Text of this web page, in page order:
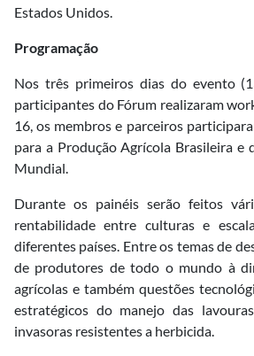
Estados Unidos.
Programação
Nos três primeiros dias do evento
participantes do Fórum realizaram
16, os membros e parceiros
para a Produção Agrícola Brasileira e
Mundial.
Durante os painéis serão feitos
rentabilidade entre culturas e
diferentes países. Entre os temas de
de produtores de todo o mundo à
agrícolas e também questões
estratégicos do manejo das
invasoras resistentes a herbicida.